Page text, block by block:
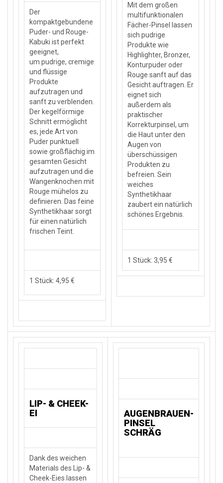
Der
kompaktgebundene
Puder- und Rouge-
Kabuki ist perfekt
geeignet,
um pudrige, cremige
und flüssige
Produkte
aufzutragen und
sanft zu verblenden.
Der kegelförmige
Schnitt ermöglicht
es, jede Art von
Puder punktuell
sowie großflächig im
gesamten Gesicht
aufzutragen und die
Wangenknochen mit
Rouge mühelos zu
definieren. Das feine
Synthetikhaar sorgt
für einen natürlich
frischen Teint.
1 Stück: 4,95 €
Mit dem großen
multifunktionalen
Fächer-Pinsel lassen
sich pudrige
Produkte wie
Highlighter, Bronzer,
Konturpuder oder
Rouge sanft auf das
Gesicht auftragen. Er
eignet sich
außerdem als
praktischer
Korrekturpinsel, um
die Haut unter den
Augen von
überschüssigen
Produkten zu
befreien. Sein
weiches
Synthetikhaar
zaubert ein natürlich
schönes Ergebnis.
1 Stück: 3,95 €
LIP- & CHEEK-
EI
Dank des weichen
Materials des Lip- &
Cheek-Eies lassen
AUGENBRAUEN-
PINSEL
SCHRÄG